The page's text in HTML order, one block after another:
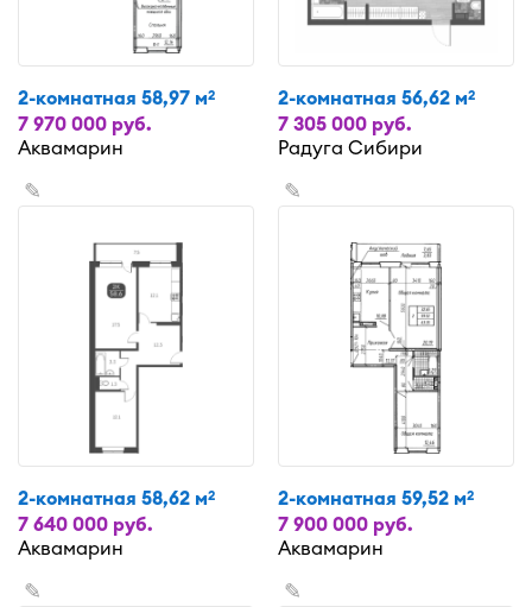
2-комнатная 58,97 м2
7 970 000 руб.
Аквамарин
2-комнатная 56,62 м2
7 305 000 руб.
Радуга Сибири
✎
2-комнатная 58,62 м2
7 640 000 руб.
Аквамарин
✎
2-комнатная 59,52 м2
7 900 000 руб.
Аквамарин
✎ ✎